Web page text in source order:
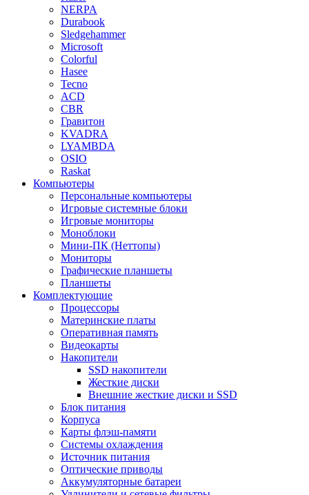
NERPA
Durabook
Sledgehammer
Microsoft
Colorful
Hasee
Tecno
ACD
CBR
Гравитон
KVADRA
LYAMBDA
OSIO
Raskat
Компьютеры
Персональные компьютеры
Игровые системные блоки
Игровые мониторы
Моноблоки
Мини-ПК (Неттопы)
Мониторы
Графические планшеты
Планшеты
Комплектующие
Процессоры
Материнские платы
Оперативная память
Видеокарты
Накопители
SSD накопители
Жесткие диски
Внешние жесткие диски и SSD
Блок питания
Корпуса
Карты флэш-памяти
Системы охлаждения
Источник питания
Оптические приводы
Аккумуляторные батареи